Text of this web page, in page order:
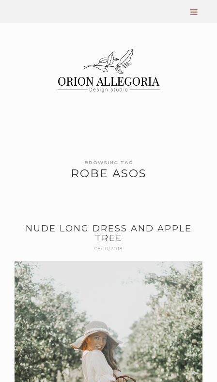
BROWSING TAG
ROBE ASOS
NUDE LONG DRESS AND APPLE
TREE
08/10/2018